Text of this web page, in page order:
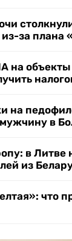
за плана
на
на
в
в Литве
из
что